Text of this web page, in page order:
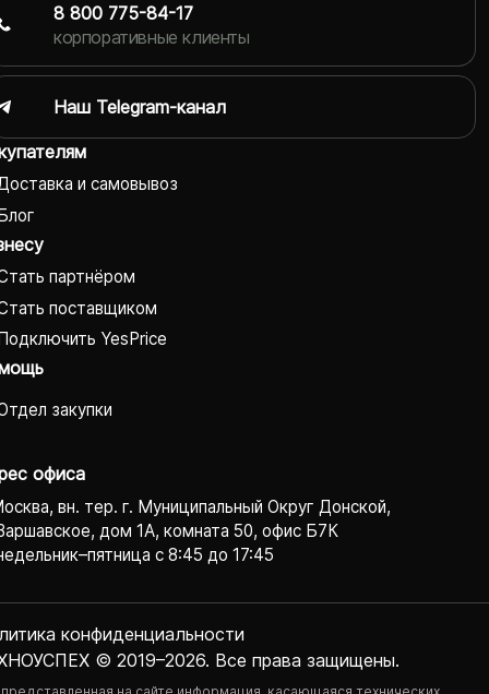
и самовывоз
партнёром
поставщиком
YesPrice
закупки
офиса
вн. тер. г. Муниципальный Округ Донской,
дом 1А, комната 50, офис Б7К
с 8:45 до 17:45
© 2019–2026. Все права защищены.
конфиденциаль­ности
8 800 775-84-17
корпоративные клиенты
Наш Telegram-канал